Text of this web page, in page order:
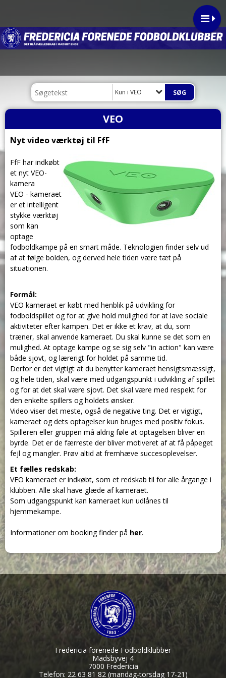
Kun i VEO
VEO
Nyt video værktøj til FfF
FfF har indkøbt
et nyt VEO-
kamera
VEO - kameraet
er et intelligent
stykke værktøj
som kan
optage
fodboldkampe på en smart måde. Teknologien finder selv ud
af at følge bolden, og derved hele tiden være tæt på
situationen.
Formål:
VEO kameraet er købt med henblik på udvikling for
fodboldspillet og for at give hold mulighed for at lave sociale
aktiviteter efter kampen. Det er ikke et krav, at du, som
træner, skal anvende kameraet. Du skal kunne se det som en
mulighed. At optage kampe og se sig selv "in action" kan være
både sjovt, og lærerigt for holdet på samme tid.
Derfor er det vigtigt at du benytter kameraet hensigtsmæssigt,
og hele tiden, skal være med udgangspunkt i udvikling af spillet
og for at det skal være sjovt. Det skal være med respekt for
den enkelte spillers og holdets ønsker.
Video viser det meste, også de negative ting. Det er vigtigt,
kameraet og dets optagelser kun bruges med positiv fokus.
Spilleren eller gruppen må aldrig føle at optagelsen bliver en
byrde. Det er de færreste der bliver motiveret af at få påpeget
fejl og mangler. Prøv altid at fremhæve succesoplevelser.
Et fælles redskab:
VEO kameraet er indkøbt, som et redskab til for alle årgange i
klubben. Alle skal have glæde af kameraet.
Som udgangspunkt kan kameraet kun udlånes til
hjemmekampe.
Informationer om booking finder på her.
Fredericia forenede Fodboldklubber
Madsbyvej 4
7000 Fredericia
Telefon: 22 63 81 82 (mandag-torsdag 17-21)